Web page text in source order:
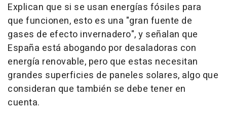
Explican que si se usan energías fósiles para
que funcionen, esto es una "gran fuente de
gases de efecto invernadero", y señalan que
España está abogando por desaladoras con
energía renovable, pero que estas necesitan
grandes superficies de paneles solares, algo que
consideran que también se debe tener en
cuenta.